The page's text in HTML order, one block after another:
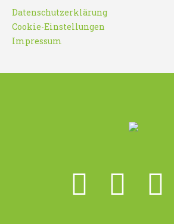
Datenschutzerklärung
Cookie-Einstellungen
Impressum